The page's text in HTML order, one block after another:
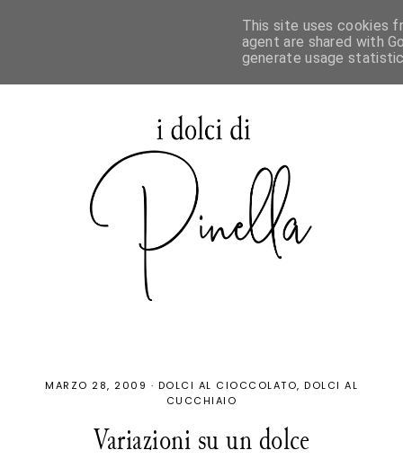
MARZO 28, 2009 · DOLCI AL CIOCCOLATO DOLCI AL
CUCCHIAIO
Variazioni su un dolce
This site uses cookies
agent are shared with
generate usage